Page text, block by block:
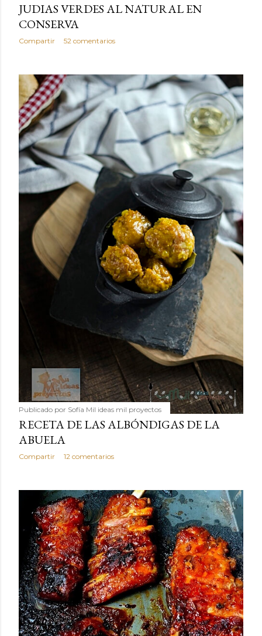
JUDIAS VERDES AL NATURAL EN
CONSERVA
Compartir 52 comentarios
Publicado por Sofía Mil ideas mil proyectos
RECETA DE LAS ALBÓNDIGAS DE LA
ABUELA
Compartir 12 comentarios